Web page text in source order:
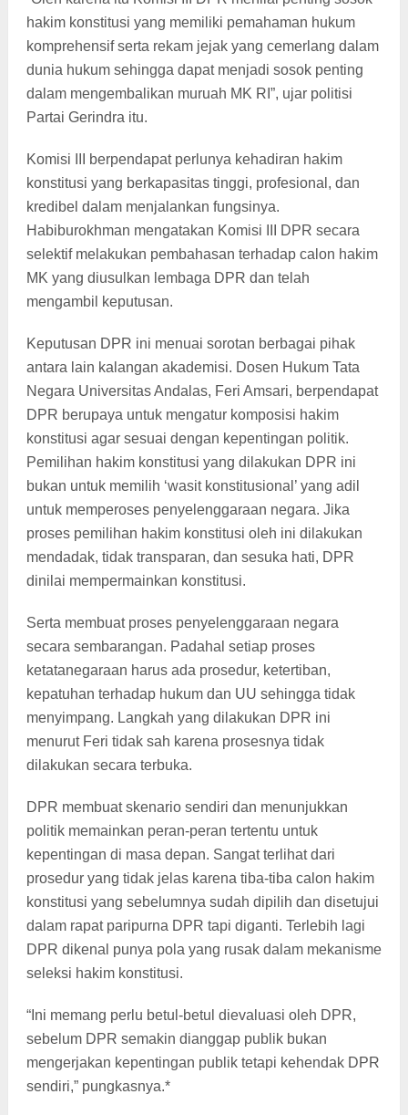
hakim konstitusi yang memiliki pemahaman hukum
komprehensif serta rekam jejak yang cemerlang dalam
dunia hukum sehingga dapat menjadi sosok penting
dalam mengembalikan muruah MK RI”, ujar politisi
Partai Gerindra itu.
Komisi III berpendapat perlunya kehadiran hakim
konstitusi yang berkapasitas tinggi, profesional, dan
kredibel dalam menjalankan fungsinya.
Habiburokhman mengatakan Komisi III DPR secara
selektif melakukan pembahasan terhadap calon hakim
MK yang diusulkan lembaga DPR dan telah
mengambil keputusan.
Keputusan DPR ini menuai sorotan berbagai pihak
antara lain kalangan akademisi. Dosen Hukum Tata
Negara Universitas Andalas, Feri Amsari, berpendapat
DPR berupaya untuk mengatur komposisi hakim
konstitusi agar sesuai dengan kepentingan politik.
Pemilihan hakim konstitusi yang dilakukan DPR ini
bukan untuk memilih ‘wasit konstitusional’ yang adil
untuk memperoses penyelenggaraan negara. Jika
proses pemilihan hakim konstitusi oleh ini dilakukan
mendadak, tidak transparan, dan sesuka hati, DPR
dinilai mempermainkan konstitusi.
Serta membuat proses penyelenggaraan negara
secara sembarangan. Padahal setiap proses
ketatanegaraan harus ada prosedur, ketertiban,
kepatuhan terhadap hukum dan UU sehingga tidak
menyimpang. Langkah yang dilakukan DPR ini
menurut Feri tidak sah karena prosesnya tidak
dilakukan secara terbuka.
DPR membuat skenario sendiri dan menunjukkan
politik memainkan peran-peran tertentu untuk
kepentingan di masa depan. Sangat terlihat dari
prosedur yang tidak jelas karena tiba-tiba calon hakim
konstitusi yang sebelumnya sudah dipilih dan disetujui
dalam rapat paripurna DPR tapi diganti. Terlebih lagi
DPR dikenal punya pola yang rusak dalam mekanisme
seleksi hakim konstitusi.
“Ini memang perlu betul-betul dievaluasi oleh DPR,
sebelum DPR semakin dianggap publik bukan
mengerjakan kepentingan publik tetapi kehendak DPR
sendiri,” pungkasnya.*